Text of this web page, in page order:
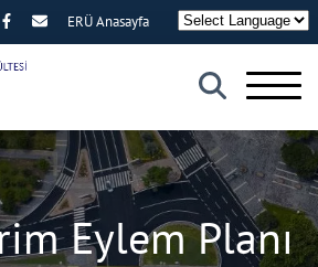
×
ERÜ Anasayfa
Eylem Planı